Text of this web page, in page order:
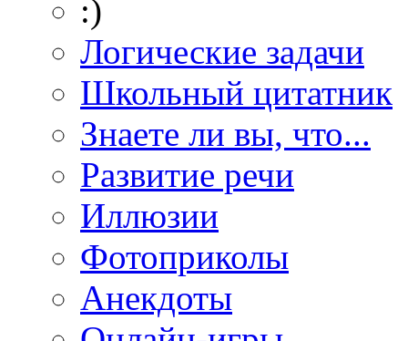
:)
Логические задачи
Школьный цитатник
Знаете ли вы, что...
Развитие речи
Иллюзии
Фотоприколы
Анекдоты